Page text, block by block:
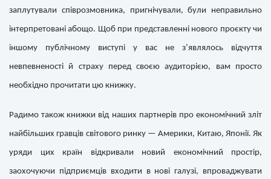
заплутували співрозмовника, пригнічували, були неправильно
інтерпретовані абощо. Щоб при представленні нового проєкту чи
іншому публічному виступі у вас не з’являлось відчуття
невпевненості й страху перед своєю аудиторією, вам просто
необхідно прочитати цю книжку.
Радимо також книжки від наших партнерів про економічний зліт
найбільших гравців світового ринку — Америки, Китаю, Японії. Як
уряди цих країн відкривали новий економічний простір,
заохочуючи підприємців входити в нові галузі, впроваджувати